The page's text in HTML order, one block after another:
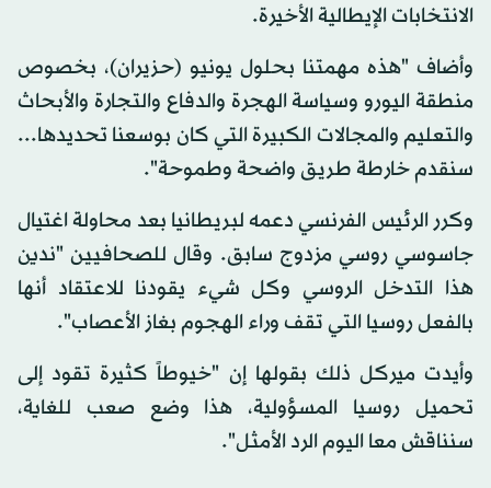
الانتخابات الإيطالية الأخيرة.
وأضاف "هذه مهمتنا بحلول يونيو (حزيران)، بخصوص
منطقة اليورو وسياسة الهجرة والدفاع والتجارة والأبحاث
والتعليم والمجالات الكبيرة التي كان بوسعنا تحديدها...
سنقدم خارطة طريق واضحة وطموحة".
وكرر الرئيس الفرنسي دعمه لبريطانيا بعد محاولة اغتيال
جاسوسي روسي مزدوج سابق. وقال للصحافيين "ندين
هذا التدخل الروسي وكل شيء يقودنا للاعتقاد أنها
بالفعل روسيا التي تقف وراء الهجوم بغاز الأعصاب".
وأيدت ميركل ذلك بقولها إن "خيوطاً كثيرة تقود إلى
تحميل روسيا المسؤولية، هذا وضع صعب للغاية،
سنناقش معا اليوم الرد الأمثل".